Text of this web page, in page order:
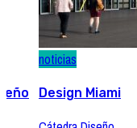
noticias
Design Miami